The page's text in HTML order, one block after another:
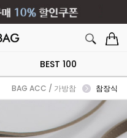
BEST 100
BAG ACC / 가방참 참장식